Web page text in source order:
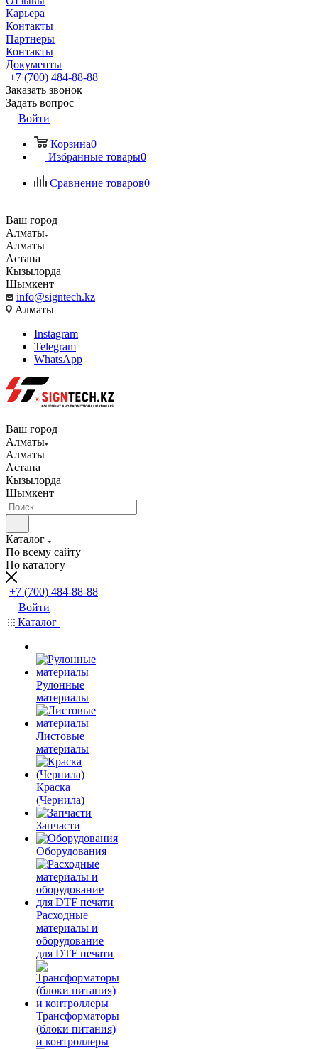
Карьера
Контакты
Партнеры
Контакты
Документы
+7 (700) 484-88-88
Заказать звонок
Задать вопрос
Войти
Корзина0
Избранные товары0
Сравнение товаров0
Ваш город
Алматы
Алматы
Астана
Кызылорда
Шымкент
info@signtech.kz
Алматы
Instagram
Telegram
WhatsApp
Ваш город
Алматы
Алматы
Астана
Кызылорда
Шымкент
Каталог
По всему сайту
По каталогу
+7 (700) 484-88-88
Войти
Каталог
Рулонные
материалы
Листовые
материалы
Краска
(Чернила)
Запчасти
Оборудования
Расходные
материалы и
оборудование
для DTF печати
Трансформаторы
(блоки питания)
и контроллеры